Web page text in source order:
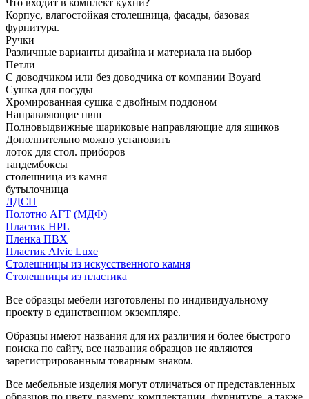
Корпус, влагостойкая столешница, фасады, базовая
фурнитура.
Ручки
Различные варианты дизайна и материала на выбор
Петли
С доводчиком или без доводчика от компании Boyard
Сушка для посуды
Хромированная сушка с двойным поддоном
Направляющие пвш
Полновыдвижные шариковые направляющие для ящиков
Дополнительно можно установить
лоток для стол. приборов
тандембоксы
столешница из камня
бутылочница
ЛДСП
Полотно АГТ (МДФ)
Пластик HPL
Пленка ПВХ
Пластик Alvic Luxe
Столешницы из искусственного камня
Столешницы из пластика
Все образцы мебели изготовлены по индивидуальному
проекту в единственном экземпляре.
Образцы имеют названия для их различия и более быстрого
поиска по сайту, все названия образцов не являются
зарегистрированным товарным знаком.
Все мебельные изделия могут отличаться от представленных
образцов по цвету, размеру, комплектации, фурнитуре, а также